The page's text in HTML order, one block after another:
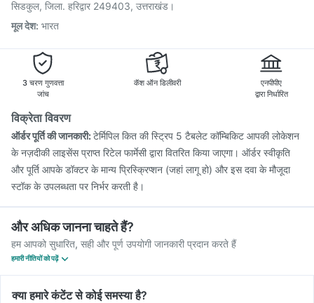
सिडकुल, जिला. हरिद्वार 249403, उत्तराखंड।
मूल देश: भारत
3 चरण गुणवत्ता
जांच
कॅश ऑन डिलीवरी
एनपीपीए
द्वारा निर्धारित
विक्रेता विवरण
ऑर्डर पूर्ति की जानकारी:टेर्मिपिल कित की स्ट्रिप 5 टैबलेट कॉम्बिकिट आपकी लोकेशन
के नज़दीकी लाइसेंस प्राप्त रिटेल फार्मेसी द्वारा वितरित किया जाएगा। ऑर्डर स्वीकृति
और पूर्ति आपके डॉक्टर के मान्य प्रिस्क्रिप्शन (जहां लागू हो) और इस दवा के मौजूदा
स्टॉक के उपलब्धता पर निर्भर करती है।
और अधिक जानना चाहते हैं?
हम आपको सुधारित, सही और पूर्ण उपयोगी जानकारी प्रदान करते हैं
हमारी नीतियों को पढ़ें
क्या हमारे कंटेंट से कोई समस्या है?